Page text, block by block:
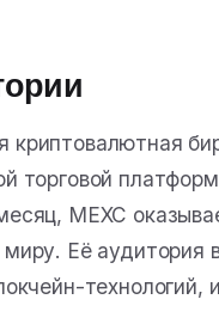
криптовалютная
торговой
MEXC
Её аудитория